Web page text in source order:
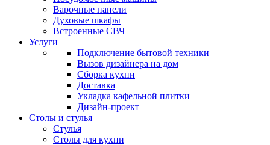
Варочные панели
Духовые шкафы
Встроенные СВЧ
Услуги
Подключение бытовой техники
Вызов дизайнера на дом
Сборка кухни
Доставка
Укладка кафельной плитки
Дизайн-проект
Столы и стулья
Стулья
Столы для кухни